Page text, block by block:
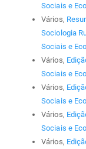
Sociais e
Vários,
Sociologia
Sociais e
Vários,
Sociais e
Vários,
Sociais e
Vários,
Sociais e
Vários,